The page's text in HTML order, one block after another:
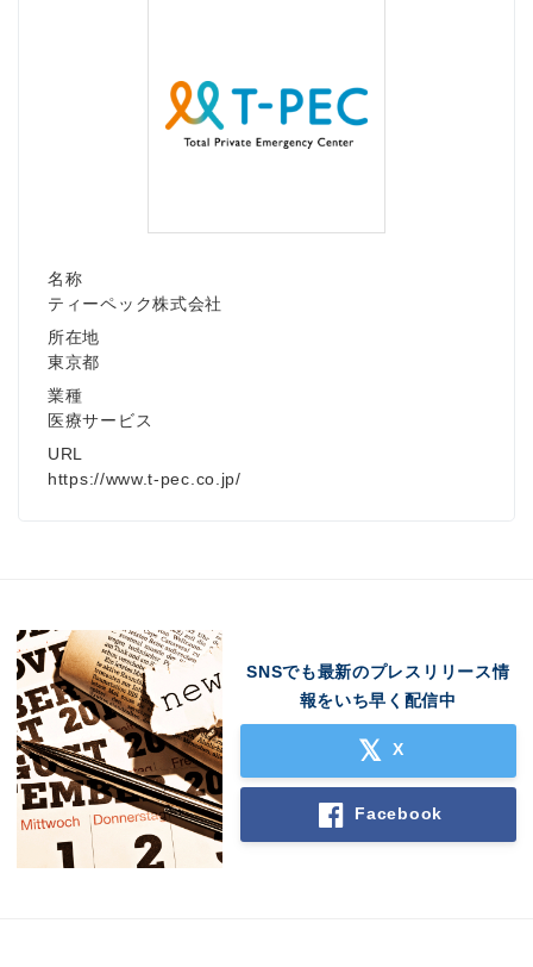
名称
ティーペック株式会社
所在地
東京都
業種
医療サービス
URL
https://www.t-pec.co.jp/
SNSでも最新のプレスリリース情
報をいち早く配信中
X
Facebook